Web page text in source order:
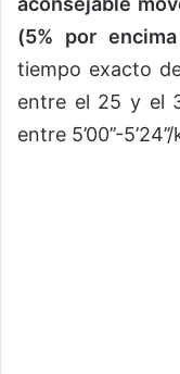
(5% por
tiempo exacto
entre el 25 y el
entre 5’00’’-